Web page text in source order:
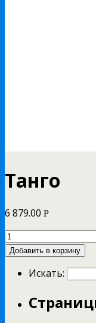
Танго
6 879.00 Р
Добавить в корзину
Искать: